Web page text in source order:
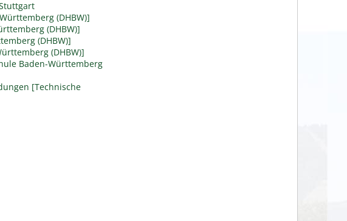
(DHBW)]
(DHBW)]
(DHBW)]
(DHBW)]
Baden-Württemberg
[Technische